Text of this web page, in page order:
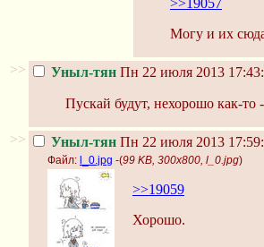
>>19057
Могу и их
>> Уныл-тян Пн 22 июля 2013
Пускай будут, нехорошо как-то
>> Уныл-тян Пн 22 июля 2013
Файл: l_0.jpg -(99 KB, 300x800, l_0.jpg)
>>19059
Хорошо.